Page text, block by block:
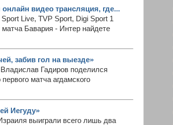
видео трансляция, где...
Live, TVP Sport, Digi Sport 1
Бавария - Интер найдете
забив гол на выезде»
Гадиров поделился
матча агдамского
Иегуду»
выиграли всего лишь два